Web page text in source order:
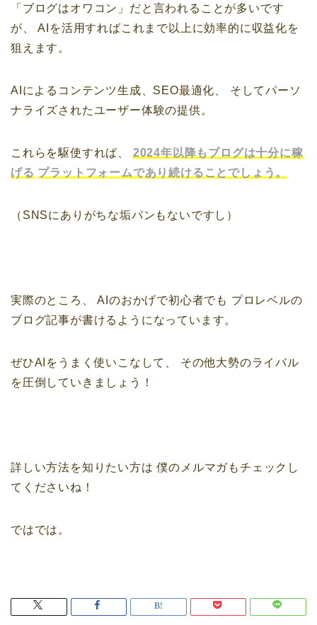
「ブログはオワコン」だと言われることが多いです
が、
AIを活用すればこれまで以上に効率的に収益化を
狙えます。
AIによるコンテンツ生成、SEO最適化、
そしてパーソ
ナライズされたユーザー体験の提供。
これらを駆使すれば、
2024年以降もブログは十分に稼
げる プラットフォームであり続けることでしょう。
（SNSにありがちな垢バンもないですし）
実際のところ、 AIのおかげで初心者でも プロレベルの
ブログ記事が書けるようになっています。
ぜひAIをうまく使いこなして、
その他大勢のライバル
を圧倒していきましょう！
詳しい方法を知りたい方は 僕のメルマガもチェックし
てくださいね！
ではでは。